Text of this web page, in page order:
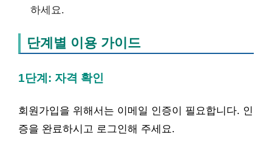
하세요.
단계별 이용 가이드
1단계: 자격 확인
회원가입을 위해서는 이메일 인증이 필요합니다. 인
증을 완료하시고 로그인해 주세요.